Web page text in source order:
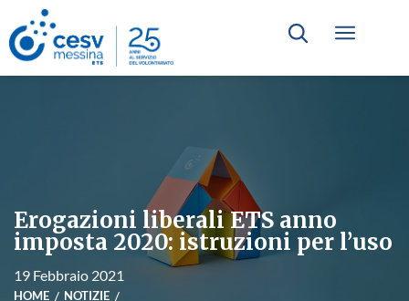
Erogazioni liberali ETS anno
imposta 2020: istruzioni per l’uso
19 Febbraio 2021
HOME NOTIZIE